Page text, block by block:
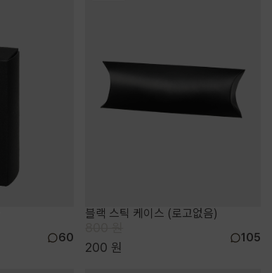
60
블랙 스틱 케이스 (로고없음)
200 원
105